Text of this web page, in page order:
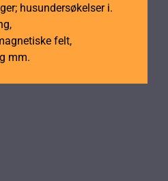
husundersøkelser i.
felt,
mm.